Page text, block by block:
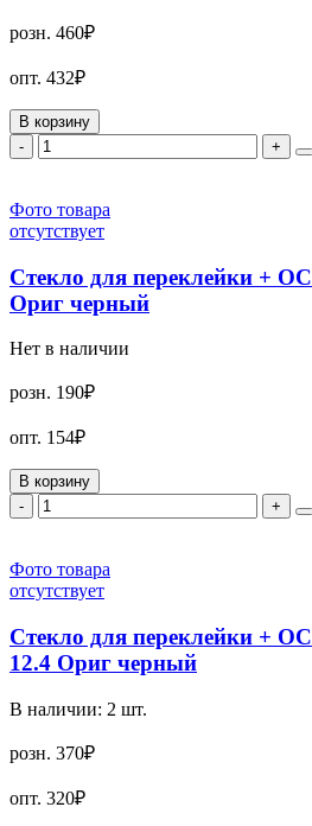
розн. 460₽
опт. 432₽
В корзину
-
+
Фото товара
отсутствует
Стекло для переклейки +
Ориг черный
Нет в наличии
розн. 190₽
опт. 154₽
В корзину
-
+
Фото товара
отсутствует
Стекло для переклейки +
12.4 Ориг черный
В наличии: 2 шт.
розн. 370₽
опт. 320₽